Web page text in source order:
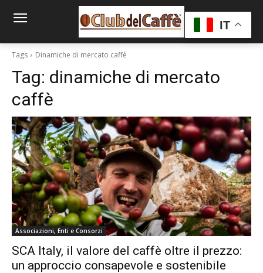
Tags Dinamiche di mercato caffè
Tag: dinamiche di mercato
caffè
Associazioni, Enti e Consorzi
SCA Italy, il valore del caffè oltre il prezzo:
un approccio consapevole e sostenibile
IT